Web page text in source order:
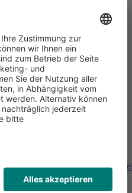
Sie haben Fragen,
Buchung?